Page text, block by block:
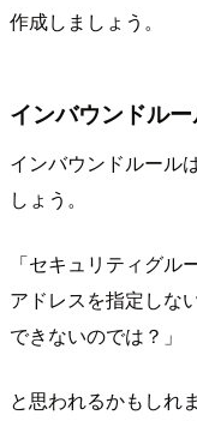
作成しましょう。
インバウンドル
インバウンドルール
しょう。
「セキュリティグ
アドレスを指定しな
できないのでは？」
と思われるかもしれ